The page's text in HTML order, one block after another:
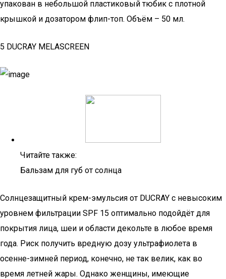
упакован в небольшой пластиковый тюбик с плотной
крышкой и дозатором флип-топ. Объём – 50 мл.
5 DUCRAY MELASCREEN
Читайте также:
Бальзам для губ от солнца
Солнцезащитный крем-эмульсия от DUCRAY с невысоким
уровнем фильтрации SPF 15 оптимально подойдёт для
покрытия лица, шеи и области декольте в любое время
года. Риск получить вредную дозу ультрафиолета в
осенне-зимней период, конечно, не так велик, как во
время летней жары. Однако женщины, имеющие